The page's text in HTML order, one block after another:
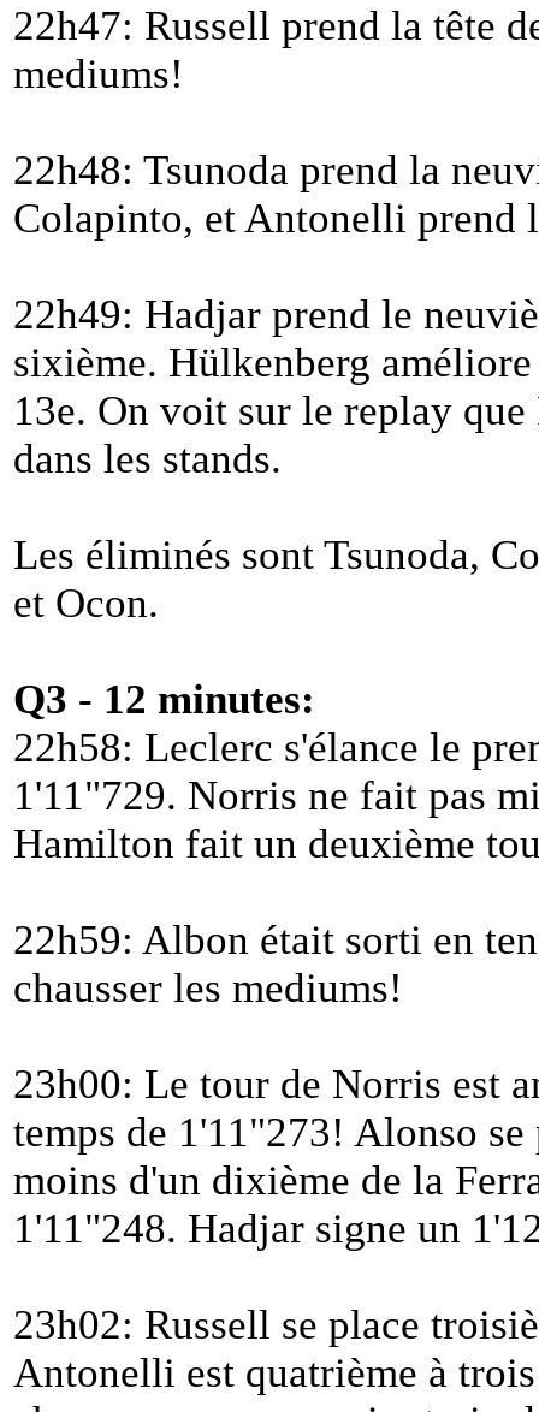
22h47: Russell prend la tête
mediums!
22h48: Tsunoda prend la
Colapinto, et Antonelli prend
22h49: Hadjar prend le
sixième. Hülkenberg
13e. On voit sur le replay que
dans les stands.
Les éliminés sont Tsunoda,
et Ocon.
Q3 - 12 minutes:
22h58: Leclerc s'élance le
1'11"729. Norris ne fait pas
Hamilton fait un deuxième
22h59: Albon était sorti en
chausser les mediums!
23h00: Le tour de Norris est
temps de 1'11"273! Alonso
moins d'un dixième de la
1'11"248. Hadjar signe un
23h02: Russell se place
Antonelli est quatrième à